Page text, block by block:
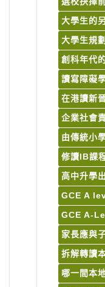
大學生的
大學生規
創科年代
讀寫障礙
在港讀新
企業社會
由傳統小
修讀IB課
高中升學
GCE A
GCE A-
家長應與
拆解轉讀
哪一間本